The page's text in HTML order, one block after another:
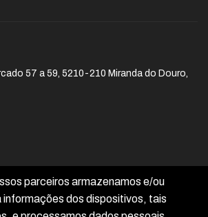
Sobre nós
57 a 59, 5210-210 Miranda do Douro,
parceiros armazenamos e/ou
informações dos dispositivos, tais